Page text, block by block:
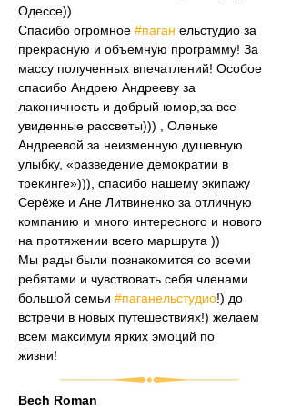
Одессе))
Спасибо огромное #паган ельстудио за
прекрасную и объемную программу! За
массу полученных впечатлений! Особое
спасибо Андрею Андрееву за
лаконичность и добрый юмор,за все
увиденные рассветы))) , Оленьке
Андреевой за неизменную душевную
улыбку, «разведение демократии в
трекинге»))), спасибо нашему экипажу
Серёже и Ане Литвиненко за отличную
компанию и много интересного и нового
на протяжении всего маршрута ))
Мы рады были познакомится со всеми
ребятами и чувствовать себя членами
большой семьи #паганельстудио!) до
встречи в новых путешествиях!) желаем
всем максимум ярких эмоций по
жизни!
Bech Roman